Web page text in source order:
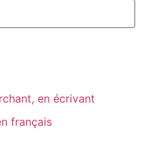
en écrivant
français